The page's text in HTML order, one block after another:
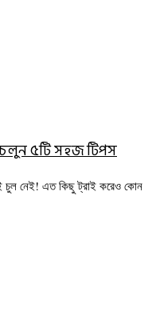
৫টি সহজ টিপস
চুল নেই! এত কিছু ট্রাই করেও কোন